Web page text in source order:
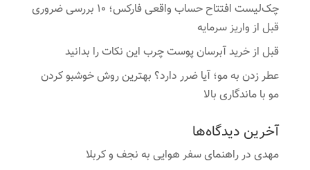
چک‌لیست افتتاح حساب واقعی فارکس؛ ۱۰ بررسی ضروری
قبل از واریز سرمایه
قبل از خرید آبرسان پوست چرب این نکات را بدانید
عطر زدن به مو؛ آیا ضرر دارد؟ بهترین روش خوشبو کردن
مو با ماندگاری بالا
آخرین دیدگاه‌ها
مهدیدرراهنمای سفر هوایی به نجف و کربلا